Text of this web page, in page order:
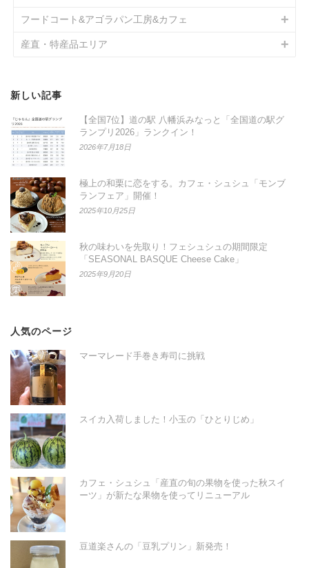
フードコート&アゴラパン工房&カフェ
産直・特産品エリア
新しい記事
【全国7位】道の駅 八幡浜みなっと「全国道の駅グ
ランプリ2026」ランクイン！
2026年7月18日
極上の和栗に恋をする。カフェ・シュシュ「モンブ
ランフェア」開催！
2025年10月25日
秋の味わいを先取り！フェシュシュの期間限定
「SEASONAL BASQUE Cheese Cake」
2025年9月20日
人気のページ
マーマレード手巻き寿司に挑戦
スイカ入荷しました！小玉の「ひとりじめ」
カフェ・シュシュ「産直の旬の果物を使った秋スイ
ーツ」が新たな果物を使ってリニューアル
豆道楽さんの「豆乳プリン」新発売！